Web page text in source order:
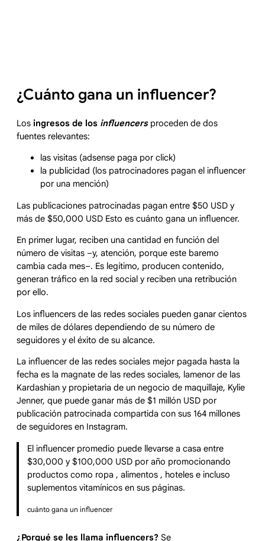
¿Cuánto gana un influencer?
Los ingresos de los influencersproceden de dos
fuentes relevantes:
las visitas (adsense paga por click)
la publicidad (los patrocinadores pagan el influencer
por una mención)
Las publicaciones patrocinadas pagan entre $50 USD y
más de $50,000 USD Esto es cuánto gana un influencer.
En primer lugar, reciben una cantidad en función del
número de visitas –y, atención, porque este baremo
cambia cada mes–. Es legítimo, producen contenido,
generan tráfico en la red social y reciben una retribución
por ello.
Los influencers de las redes sociales pueden ganar cientos
de miles de dólares dependiendo de su número de
seguidores y el éxito de su alcance.
La influencer de las redes sociales mejor pagada hasta la
fecha es la magnate de las redes sociales, lamenor de las
Kardashian y propietaria de un negocio de maquillaje, Kylie
Jenner, que puede ganar más de $1 millón USD por
publicación patrocinada compartida con sus 164 millones
de seguidores en Instagram.
El influencer promedio puede llevarse a casa entre
$30,000 y $100,000 USD por año promocionando
productos como ropa , alimentos , hoteles e incluso
suplementos vitamínicos en sus páginas.
cuánto gana un influencer
¿Porqué se les llama influencers? Se